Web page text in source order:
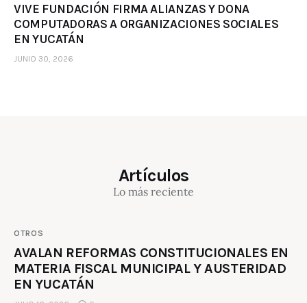
VIVE FUNDACIÓN FIRMA ALIANZAS Y DONA
COMPUTADORAS A ORGANIZACIONES SOCIALES
EN YUCATÁN
JUNIO 30, 2026
Artículos
Lo más reciente
OTROS
AVALAN REFORMAS CONSTITUCIONALES EN
MATERIA FISCAL MUNICIPAL Y AUSTERIDAD
EN YUCATÁN